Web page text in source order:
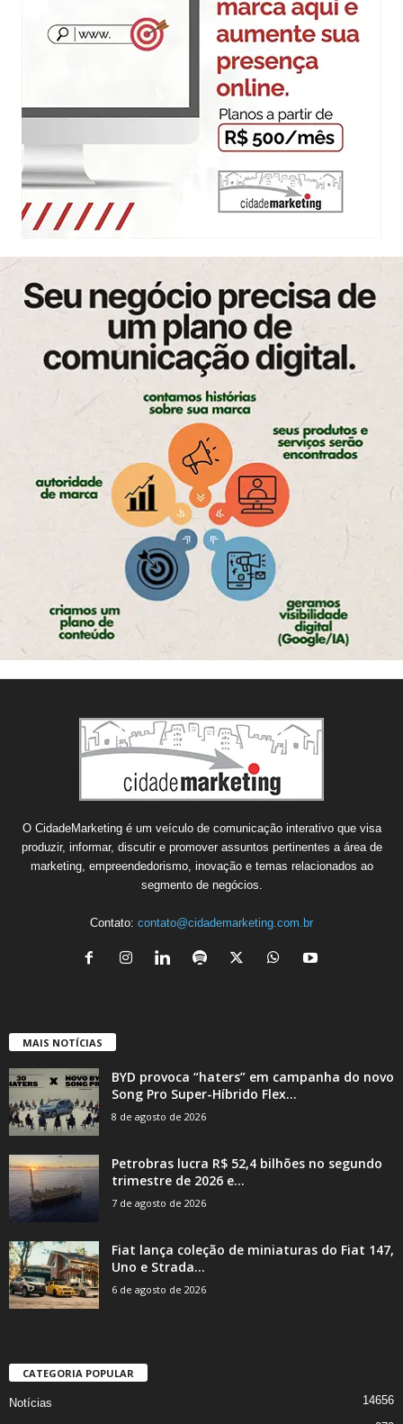
O CidadeMarketing é um veículo de comunicação interativo que visa
produzir, informar, discutir e promover assuntos pertinentes a área de
marketing, empreendedorismo, inovação e temas relacionados ao
segmento de negócios.
Contato: contato@cidademarketing.com.br
MAIS NOTÍCIAS
BYD provoca “haters” em campanha do novo
Song Pro Super-Híbrido Flex...
8 de agosto de 2026
Petrobras lucra R$ 52,4 bilhões no segundo
trimestre de 2026 e...
7 de agosto de 2026
Fiat lança coleção de miniaturas do Fiat 147,
Uno e Strada...
6 de agosto de 2026
CATEGORIA POPULAR
Notícias 14656